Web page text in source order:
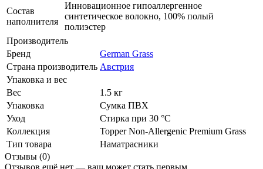
Состав
наполнителя
Инновационное гипоаллергенное
синтетическое волокно, 100% полый
полиэстер
Производитель
Бренд
German Grass
Страна производитель Австрия
Упаковка и вес
Вес
1.5 кг
Упаковка
Сумка ПВХ
Уход
Стирка при 30 °С
Коллекция
Topper Non-Allergenic Premium Grass
Тип товара
Наматрасники
Отзывы (0)